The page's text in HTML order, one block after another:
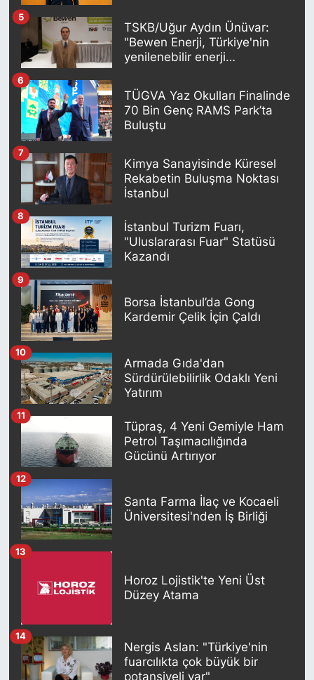
TSKB/Uğur Aydın Ünüvar:
"Bewen Enerji, Türkiye'nin
yenilenebilir enerji
oyuncu olacak"
5
TÜGVA Yaz Okulları Finalinde
70 Bin Genç RAMS Park’ta
Buluştu
6
Kimya Sanayisinde Küresel
Rekabetin Buluşma Noktası
İstanbul
7
İstanbul Turizm Fuarı,
"Uluslararası Fuar" Statüsü
Kazandı
8
Borsa İstanbul’da Gong
Kardemir Çelik İçin Çaldı
9
Armada Gıda'dan
Sürdürülebilirlik Odaklı Yeni
Yatırım
10
Tüpraş, 4 Yeni Gemiyle Ham
Petrol Taşımacılığında
Gücünü Artırıyor
11
Santa Farma İlaç ve Kocaeli
Üniversitesi'nden İş Birliği
12
Horoz Lojistik'te Yeni Üst
Düzey Atama
13
Nergis Aslan: "Türkiye'nin
fuarcılıkta çok büyük bir
potansiyeli var"
14